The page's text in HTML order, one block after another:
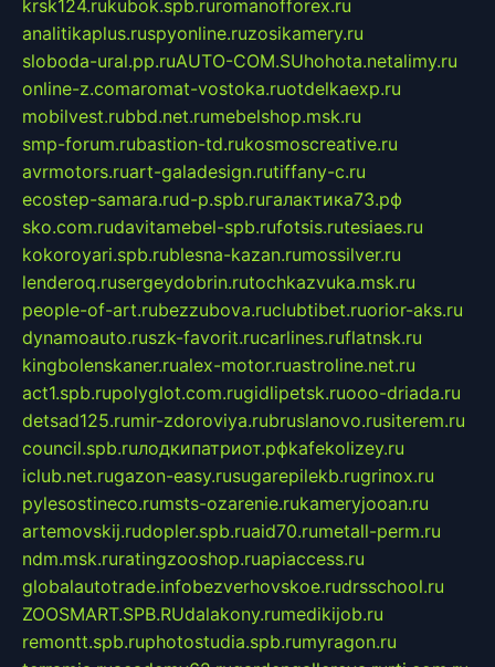
krsk124.rukubok.spb.ruromanofforex.ru
analitikaplus.ruspyonline.ruzosikamery.ru
sloboda-ural.pp.ruAUTO-COM.SUhohota.netalimy.ru
online-z.comaromat-vostoka.ruotdelkaexp.ru
mobilvest.rubbd.net.rumebelshop.msk.ru
smp-forum.rubastion-td.rukosmoscreative.ru
avrmotors.ruart-galadesign.rutiffany-c.ru
ecostep-samara.rud-p.spb.ruгалактика73.рф
sko.com.rudavitamebel-spb.rufotsis.rutesiaes.ru
kokoroyari.spb.rublesna-kazan.rumossilver.ru
lenderoq.rusergeydobrin.rutochkazvuka.msk.ru
people-of-art.rubezzubova.ruclubtibet.ruorior-aks.ru
dynamoauto.ruszk-favorit.rucarlines.ruflatnsk.ru
kingbolenskaner.rualex-motor.ruastroline.net.ru
act1.spb.rupolyglot.com.rugidlipetsk.ruooo-driada.ru
detsad125.rumir-zdoroviya.rubruslanovo.rusiterem.ru
council.spb.ruлодкипатриот.рфkafekolizey.ru
iclub.net.rugazon-easy.rusugarepilekb.rugrinox.ru
pylesostineco.rumsts-ozarenie.rukameryjooan.ru
artemovskij.rudopler.spb.ruaid70.rumetall-perm.ru
ndm.msk.ruratingzooshop.ruapiaccess.ru
globalautotrade.infobezverhovskoe.rudrsschool.ru
ZOOSMART.SPB.RUdalakony.rumedikijob.ru
remontt.spb.ruphotostudia.spb.rumyragon.ru